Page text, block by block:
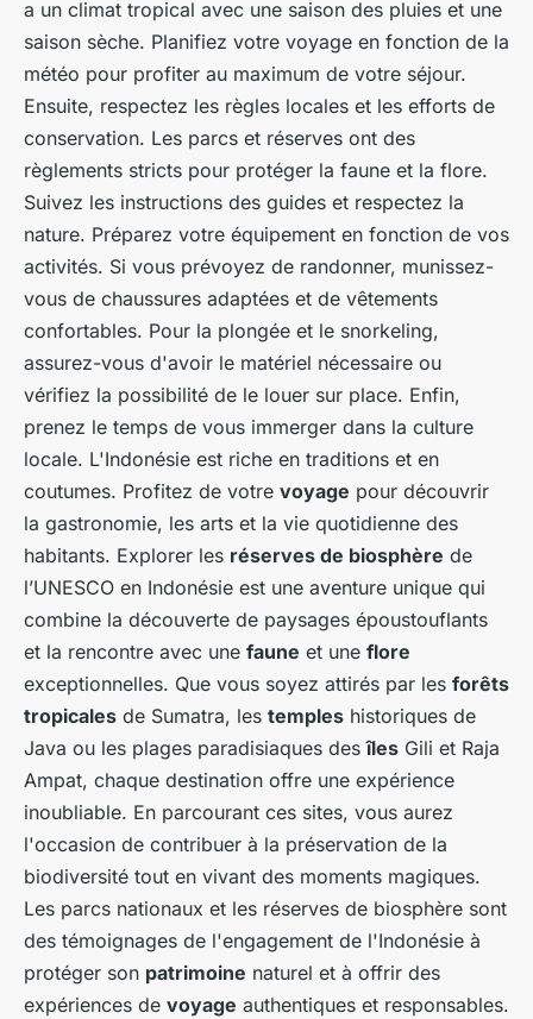
a un climat tropical avec une saison des pluies et une
saison sèche. Planifiez votre voyage en fonction de la
météo pour profiter au maximum de votre séjour.
Ensuite, respectez les règles locales et les efforts de
conservation. Les parcs et réserves ont des
règlements stricts pour protéger la faune et la flore.
Suivez les instructions des guides et respectez la
nature. Préparez votre équipement en fonction de vos
activités. Si vous prévoyez de randonner, munissez-
vous de chaussures adaptées et de vêtements
confortables. Pour la plongée et le snorkeling,
assurez-vous d'avoir le matériel nécessaire ou
vérifiez la possibilité de le louer sur place. Enfin,
prenez le temps de vous immerger dans la culture
locale. L'Indonésie est riche en traditions et en
coutumes. Profitez de votre voyage pour découvrir
la gastronomie, les arts et la vie quotidienne des
habitants. Explorer les réserves de biosphère de
l’UNESCO en Indonésie est une aventure unique qui
combine la découverte de paysages époustouflants
et la rencontre avec une faune et une flore
exceptionnelles. Que vous soyez attirés par les forêts
tropicales de Sumatra, les temples historiques de
Java ou les plages paradisiaques desîles Gili et Raja
Ampat, chaque destination offre une expérience
inoubliable. En parcourant ces sites, vous aurez
l'occasion de contribuer à la préservation de la
biodiversité tout en vivant des moments magiques.
Les parcs nationaux et les réserves de biosphère sont
des témoignages de l'engagement de l'Indonésie à
protéger son patrimoine naturel et à offrir des
expériences de voyage authentiques et responsables.